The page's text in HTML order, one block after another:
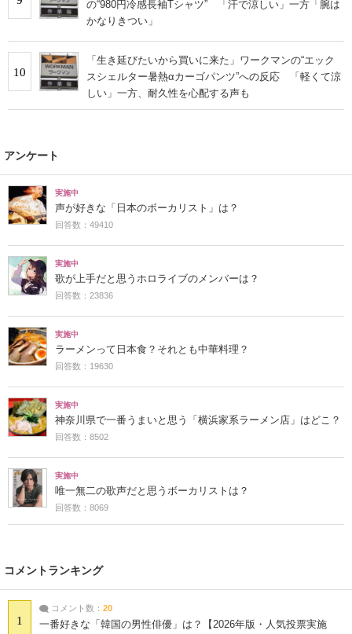
の“980円冷感長袖Tシャツ” 「汗で涼しい」一方「腕は
かなりきつい」
10
「生き延びたいから買いに来た」ワークマンの“エック
スシェルター暑熱αカーゴパンツ”への反応 「軽くて涼
しい」一方、耐久性を心配する声も
アンケート
実施中
声が好きな「日本のボーカリスト」は？
回答数：49410
実施中
歌が上手だと思うホロライブのメンバーは？
回答数：23836
実施中
ラーメンって日本食？それとも中華料理？
回答数：19630
実施中
神奈川県で一番うまいと思う「横浜家系ラーメン店」はどこ？
回答数：8502
実施中
唯一無二の歌声だと思うボーカリストは？
回答数：8069
コメントランキング
1
コメント数： 20
一番好きな「韓国の男性俳優」は？【2026年版・人気投票実施